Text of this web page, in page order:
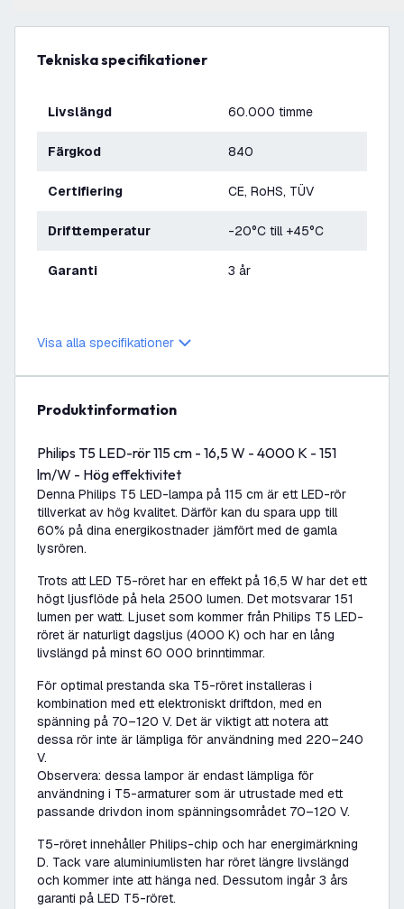
Tekniska specifikationer
Livslängd 60.000 timme
Färgkod 840
Certifiering CE, RoHS, TÜV
Drifttemperatur -20°C till +45°C
Garanti 3 år
Visa alla specifikationer
produktinformation
Philips T5 LED-rör 115 cm - 16,5 W - 4000 K - 151
lm/W - Hög effektivitet
Denna Philips T5 LED-lampa på 115 cm är ett LED-rör
tillverkat av hög kvalitet. Därför kan du spara upp till
60% på dina energikostnader jämfört med de gamla
lysrören.
Trots att LED T5-röret har en effekt på 16,5 W har det ett
högt ljusflöde på hela 2500 lumen. Det motsvarar 151
lumen per watt. Ljuset som kommer från Philips T5 LED-
röret är naturligt dagsljus (4000 K) och har en lång
livslängd på minst 60 000 brinntimmar.
För optimal prestanda ska T5-röret installeras i
kombination med ett elektroniskt driftdon, med en
spänning på 70–120 V. Det är viktigt att notera att
dessa rör inte är lämpliga för användning med 220–240
V.
Observera: dessa lampor är endast lämpliga för
användning i T5-armaturer som är utrustade med ett
passande drivdon inom spänningsområdet 70–120 V.
T5-röret innehåller Philips-chip och har energimärkning
D. Tack vare aluminiumlisten har röret längre livslängd
och kommer inte att hänga ned. Dessutom ingår 3 års
garanti på LED T5-röret.